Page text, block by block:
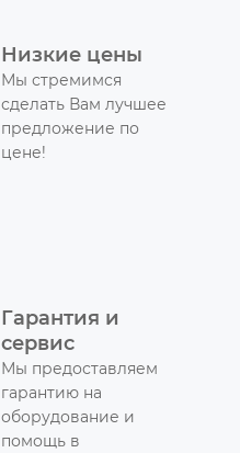
Низкие цены
Мы стремимся
сделать Вам лучшее
предложение по
цене!
Гарантия и
сервис
Мы предоставляем
гарантию на
оборудование и
помощь в